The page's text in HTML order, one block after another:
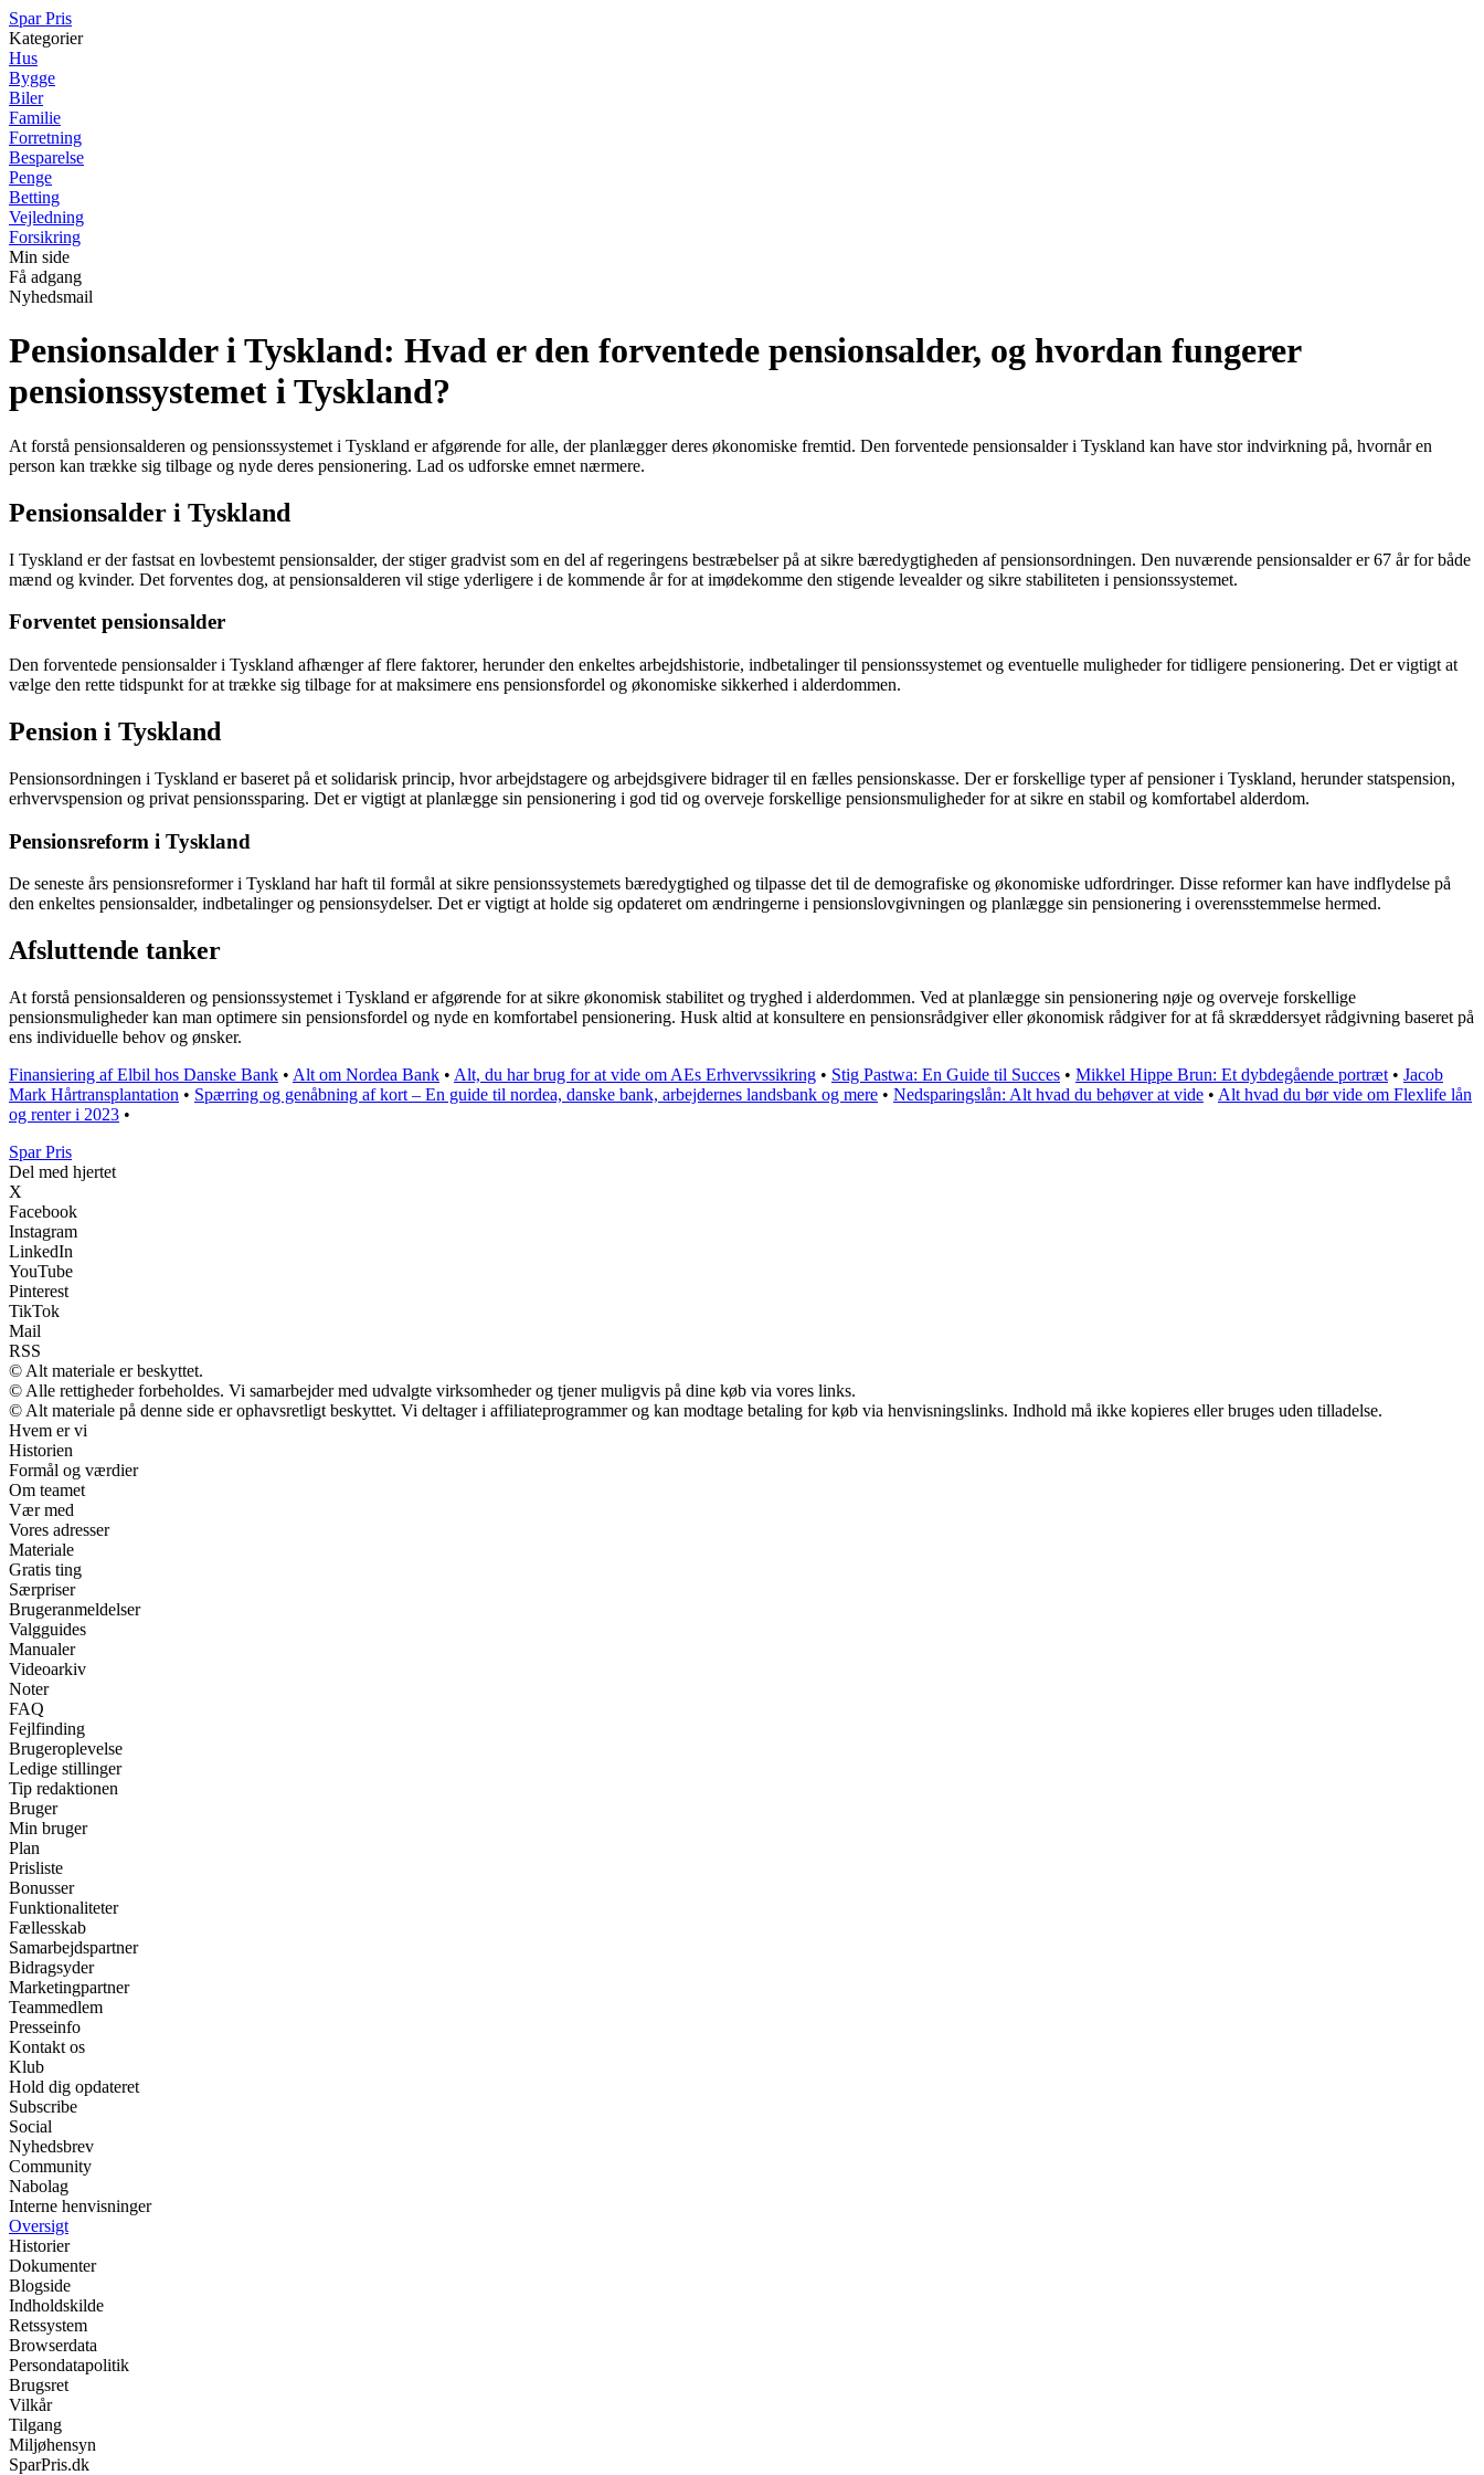
Spar Pris
Kategorier
Hus
Bygge
Biler
Familie
Forretning
Besparelse
Penge
Betting
Vejledning
Forsikring
Min side
Få adgang
Nyhedsmail
Pensionsalder i Tyskland: Hvad er den forventede pensionsalder, og hvordan fungerer
pensionssystemet i Tyskland?
At forstå pensionsalderen og pensionssystemet i Tyskland er afgørende for alle, der planlægger deres økonomiske fremtid. Den forventede pensionsalder i Tyskland kan have stor indvirkning på, hvornår en
person kan trække sig tilbage og nyde deres pensionering. Lad os udforske emnet nærmere.
Pensionsalder i Tyskland
I Tyskland er der fastsat en lovbestemt pensionsalder, der stiger gradvist som en del af regeringens bestræbelser på at sikre bæredygtigheden af pensionsordningen. Den nuværende pensionsalder er 67 år for både
mænd og kvinder. Det forventes dog, at pensionsalderen vil stige yderligere i de kommende år for at imødekomme den stigende levealder og sikre stabiliteten i pensionssystemet.
Forventet pensionsalder
Den forventede pensionsalder i Tyskland afhænger af flere faktorer, herunder den enkeltes arbejdshistorie, indbetalinger til pensionssystemet og eventuelle muligheder for tidligere pensionering. Det er vigtigt at
vælge den rette tidspunkt for at trække sig tilbage for at maksimere ens pensionsfordel og økonomiske sikkerhed i alderdommen.
Pension i Tyskland
Pensionsordningen i Tyskland er baseret på et solidarisk princip, hvor arbejdstagere og arbejdsgivere bidrager til en fælles pensionskasse. Der er forskellige typer af pensioner i Tyskland, herunder statspension,
erhvervspension og privat pensionssparing. Det er vigtigt at planlægge sin pensionering i god tid og overveje forskellige pensionsmuligheder for at sikre en stabil og komfortabel alderdom.
Pensionsreform i Tyskland
De seneste års pensionsreformer i Tyskland har haft til formål at sikre pensionssystemets bæredygtighed og tilpasse det til de demografiske og økonomiske udfordringer. Disse reformer kan have indflydelse på
den enkeltes pensionsalder, indbetalinger og pensionsydelser. Det er vigtigt at holde sig opdateret om ændringerne i pensionslovgivningen og planlægge sin pensionering i overensstemmelse hermed.
Afsluttende tanker
At forstå pensionsalderen og pensionssystemet i Tyskland er afgørende for at sikre økonomisk stabilitet og tryghed i alderdommen. Ved at planlægge sin pensionering nøje og overveje forskellige
pensionsmuligheder kan man optimere sin pensionsfordel og nyde en komfortabel pensionering. Husk altid at konsultere en pensionsrådgiver eller økonomisk rådgiver for at få skræddersyet rådgivning baseret på
ens individuelle behov og ønsker.
Finansiering af Elbil hos Danske Bank • Alt om Nordea Bank • Alt, du har brug for at vide om AEs Erhvervssikring • Stig Pastwa: En Guide til Succes • Mikkel Hippe Brun: Et dybdegående portræt • Jacob
Mark Hårtransplantation • Spærring og genåbning af kort – En guide til nordea, danske bank, arbejdernes landsbank og mere • Nedsparingslån: Alt hvad du behøver at vide • Alt hvad du bør vide om Flexlife lån
og renter i 2023 •
Spar Pris
Del med hjertet
X
Facebook
Instagram
LinkedIn
YouTube
Pinterest
TikTok
Mail
RSS
© Alt materiale er beskyttet.
© Alle rettigheder forbeholdes. Vi samarbejder med udvalgte virksomheder og tjener muligvis på dine køb via vores links.
© Alt materiale på denne side er ophavsretligt beskyttet. Vi deltager i affiliateprogrammer og kan modtage betaling for køb via henvisningslinks. Indhold må ikke kopieres eller bruges uden tilladelse.
Hvem er vi
Historien
Formål og værdier
Om teamet
Vær med
Vores adresser
Materiale
Gratis ting
Særpriser
Brugeranmeldelser
Valgguides
Manualer
Videoarkiv
Noter
FAQ
Fejlfinding
Brugeroplevelse
Ledige stillinger
Tip redaktionen
Bruger
Min bruger
Plan
Prisliste
Bonusser
Funktionaliteter
Fællesskab
Samarbejdspartner
Bidragsyder
Marketingpartner
Teammedlem
Presseinfo
Kontakt os
Klub
Hold dig opdateret
Subscribe
Social
Nyhedsbrev
Community
Nabolag
Interne henvisninger
Oversigt
Historier
Dokumenter
Blogside
Indholdskilde
Retssystem
Browserdata
Persondatapolitik
Brugsret
Vilkår
Tilgang
Miljøhensyn
SparPris.dk